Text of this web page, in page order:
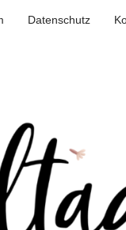
Datenschutz